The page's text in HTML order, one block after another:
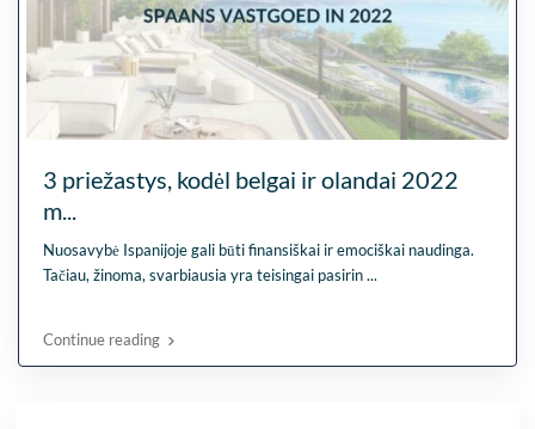
3 priežastys, kodėl belgai ir olandai 2022
m...
Nuosavybė Ispanijoje gali būti finansiškai ir emociškai naudinga.
Tačiau, žinoma, svarbiausia yra teisingai pasirin...
Continue reading